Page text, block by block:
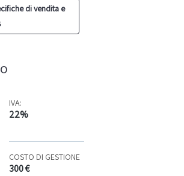
di vendita e
IVA:
22%
COSTO DI GESTIONE
300 €